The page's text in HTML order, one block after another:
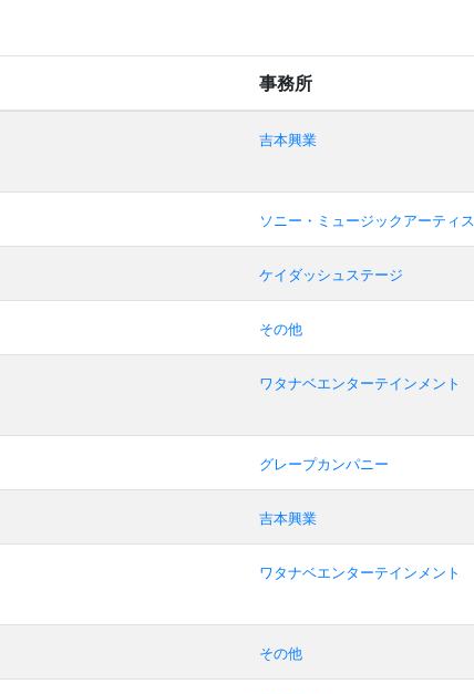
事務所
吉本興業
ソニー・ミュージックアーティ
ケイダッシュステージ
その他
ワタナベエンターテインメント
グレープカンパニー
吉本興業
ワタナベエンターテインメント
その他